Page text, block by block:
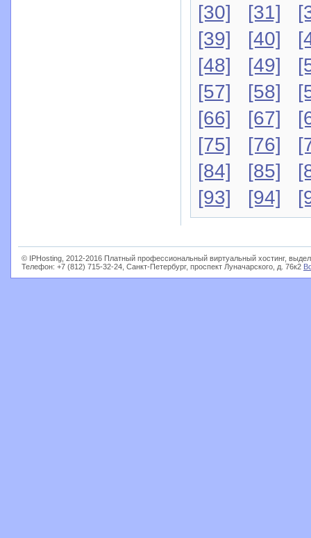
[30]
[31]
[39]
[40]
[48]
[49]
[57]
[58]
[66]
[67]
[75]
[76]
[84]
[85]
[93]
[94]
© IPHosting, 2012-2016 Платный профессиональный виртуальный хостинг,
Телефон: +7 (812) 715-32-24, Санкт-Петербург, проспект Луначарского, д. 76к2